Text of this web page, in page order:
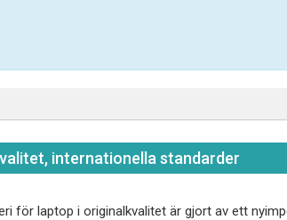
internationella standarder
för laptop i originalkvalitet är gjort av ett